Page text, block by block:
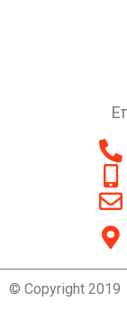
© Copyright 2019